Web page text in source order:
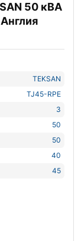
50 кВА
TEKSAN
TJ45-RPE
3
50
50
40
45